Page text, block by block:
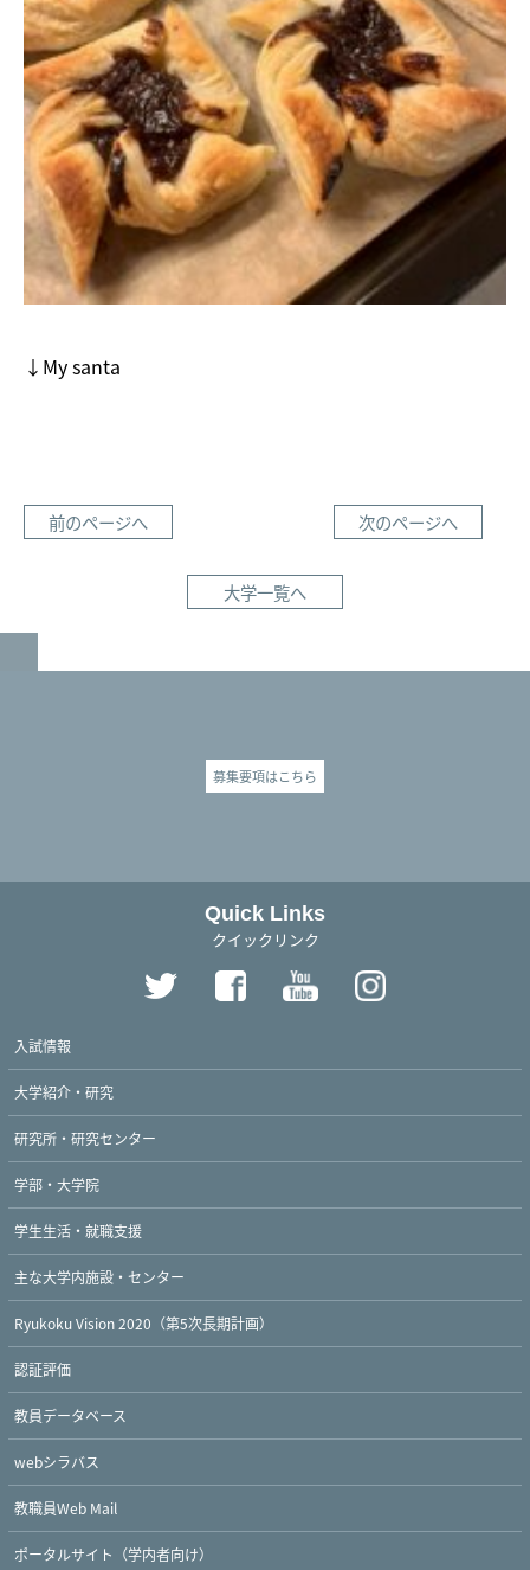
↓My santa
前のページへ 次のページへ
大学一覧へ
募集要項はこちら
Quick Links
クイックリンク
入試情報
大学紹介・研究
研究所・研究センター
学部・大学院
学生生活・就職支援
主な大学内施設・センター
Ryukoku Vision 2020（第5次長期計画）
認証評価
教員データベース
webシラバス
教職員Web Mail
ポータルサイト（学内者向け）